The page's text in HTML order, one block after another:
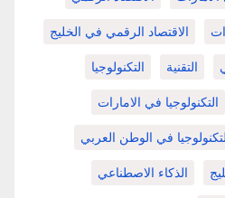
الاقتصاد الرقمي في الخليج
التقنية التكنولوجيا
التكنولوجيا في الامارات
في الوطن العربي
الذكاء الاصطناعي